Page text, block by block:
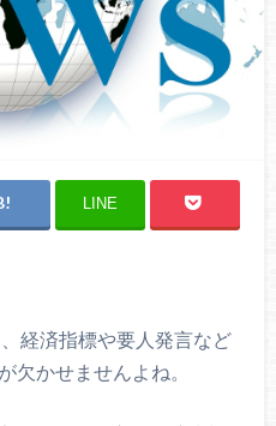
LINE
経済指標や要人発言など
欠かせませんよね。